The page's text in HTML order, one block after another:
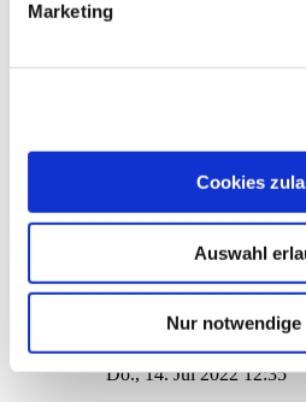
Marketing
Cookies
Auswahl
Nur notwendige
1
Sa., 27. Aug 2022 17:04
Zugriffe
Di., 16. Aug 2022 14:00
mobileTan-Verfahren mit
vonraute22»Do., 14. Jul 2022
Zugriffe
Letzter Beitragvonebi_f
Do., 14. Jul 2022 12:35